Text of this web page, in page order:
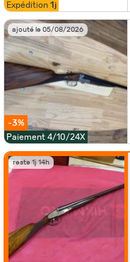
Expédition 1j
ajouté le 05/08/2026
-3%
Paiement 4/10/24X
reste 1j 14h